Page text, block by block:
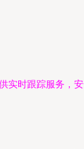
实时跟踪服务，